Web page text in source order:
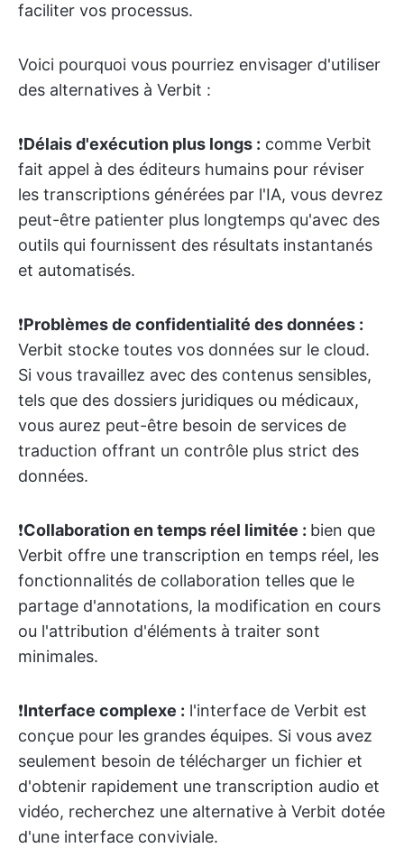
faciliter vos processus.
Voici pourquoi vous pourriez envisager d'utiliser
des alternatives à Verbit :
❗️Délais d'exécution plus longs : comme Verbit
fait appel à des éditeurs humains pour réviser
les transcriptions générées par l'IA, vous devrez
peut-être patienter plus longtemps qu'avec des
outils qui fournissent des résultats instantanés
et automatisés.
❗️Problèmes de confidentialité des données :
Verbit stocke toutes vos données sur le cloud.
Si vous travaillez avec des contenus sensibles,
tels que des dossiers juridiques ou médicaux,
vous aurez peut-être besoin de services de
traduction offrant un contrôle plus strict des
données.
❗️Collaboration en temps réel limitée : bien que
Verbit offre une transcription en temps réel, les
fonctionnalités de collaboration telles que le
partage d'annotations, la modification en cours
ou l'attribution d'éléments à traiter sont
minimales.
❗️Interface complexe : l'interface de Verbit est
conçue pour les grandes équipes. Si vous avez
seulement besoin de télécharger un fichier et
d'obtenir rapidement une transcription audio et
vidéo, recherchez une alternative à Verbit dotée
d'une interface conviviale.